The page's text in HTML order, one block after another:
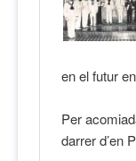
en el futur
Per
darrer d’en